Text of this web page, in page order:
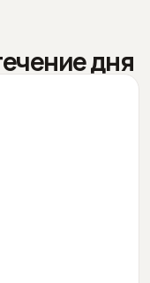
дня